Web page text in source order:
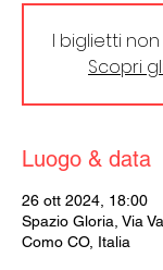
I biglietti
Scopri
Luogo & data
26 ott 2024, 18:00
Spazio Gloria, Via
Como CO, Italia